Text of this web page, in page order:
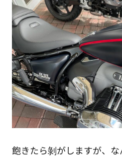
飽きたら剝がしますが、